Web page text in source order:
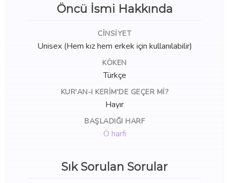
Öncü İsmi Hakkında
CINSIYET
Unisex (Hem kız hem erkek için kullanılabilir)
KÖKEN
Türkçe
KUR'AN-I KERIM'DE GEÇER MI?
Hayır
BAŞLADIĞI HARF
Ö harfi
Sık Sorulan Sorular